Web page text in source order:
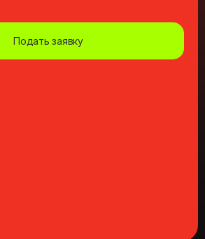
Подать заявку